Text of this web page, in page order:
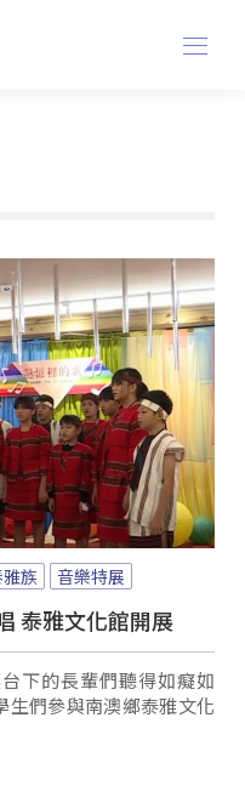
族 音樂特展
泰雅文化館開展
下的長輩們聽得如癡如
生們參與南澳鄉泰雅文化